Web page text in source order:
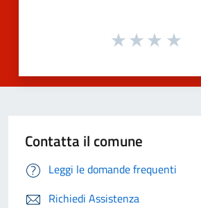
Contatta il comune
Leggi le domande frequenti
Richiedi Assistenza